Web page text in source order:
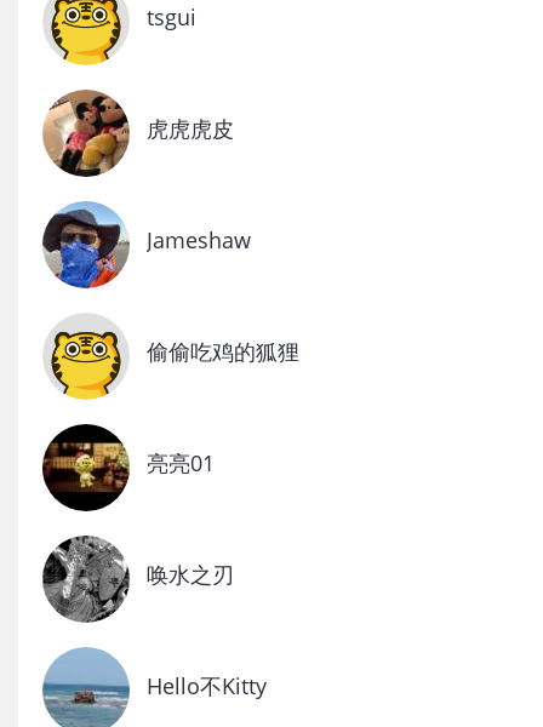
tsgui
虎虎虎皮
Jameshaw
偷偷吃鸡的狐狸
亮亮01
唤水之刃
Hello不Kitty